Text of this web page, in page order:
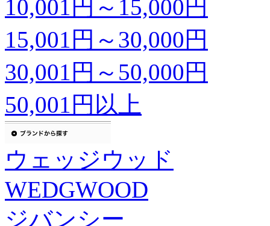
10,001円～15,000円
15,001円～30,000円
30,001円～50,000円
50,001円以上
ウェッジウッド
WEDGWOOD
ジバンシー